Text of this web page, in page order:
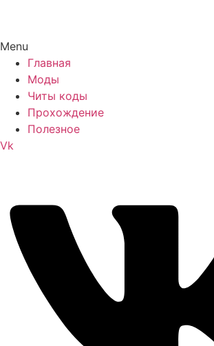
Menu
Главная
Моды
Читы коды
Прохождение
Полезное
Vk